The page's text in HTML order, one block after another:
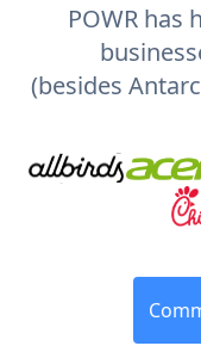
POWR has
(besides